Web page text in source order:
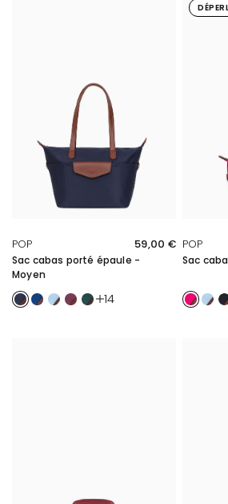
POP 59,00 €
Sac cabas porté épaule -
Moyen
Marine
AzurBleu cielCassisÉmeraude
14
POP
Sac
Bleu ciel